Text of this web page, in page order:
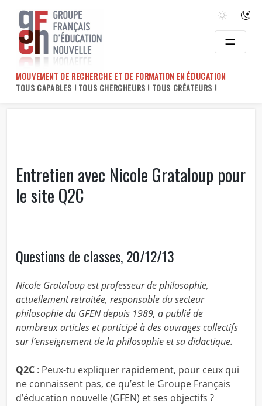
content
MOUVEMENT DE RECHERCHE ET DE FORMATION EN ÉDUCATION
TOUS CAPABLES ! TOUS CHERCHEURS ! TOUS CRÉATEURS !
Entretien avec Nicole Grataloup pour
le site Q2C
Questions de classes, 20/12/13
Nicole Grataloup est professeur de philosophie,
actuellement retraitée, responsable du secteur
philosophie du GFEN depuis 1989, a publié de
nombreux articles et participé à des ouvrages collectifs
sur l’enseignement de la philosophie et sa didactique.
Q2C : Peux-tu expliquer rapidement, pour ceux qui
ne connaissent pas, ce qu’est le Groupe Français
d’éducation nouvelle (GFEN) et ses objectifs ?